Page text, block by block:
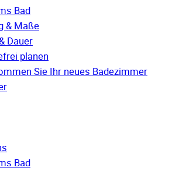
Bad
& Maße
Dauer
planen
Sie Ihr neues Badezimmer
Bad